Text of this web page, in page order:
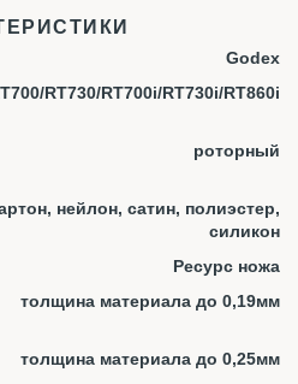
Godex
RT730/RT700i/RT730i/RT860i
роторный
нейлон, сатин, полиэстер,
силикон
Ресурс ножа
толщина материала до 0,19мм
толщина материала до 0,25мм